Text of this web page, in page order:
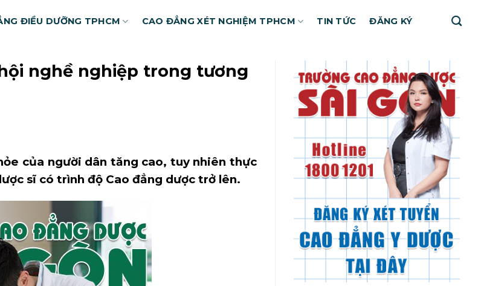
ĐIỀU DƯỠNG TPHCM CAO ĐẲNG XÉT NGHIỆM TPHCM TIN TỨC ĐĂNG KÝ
nghề nghiệp trong tương
của người dân tăng cao, tuy nhiên thực
sĩ có trình độ Cao đẳng dược trở lên.